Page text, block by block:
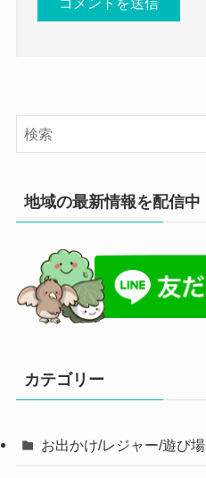
地域の最新情報を配信中
カテゴリー
お出かけ/レジャー/遊び場